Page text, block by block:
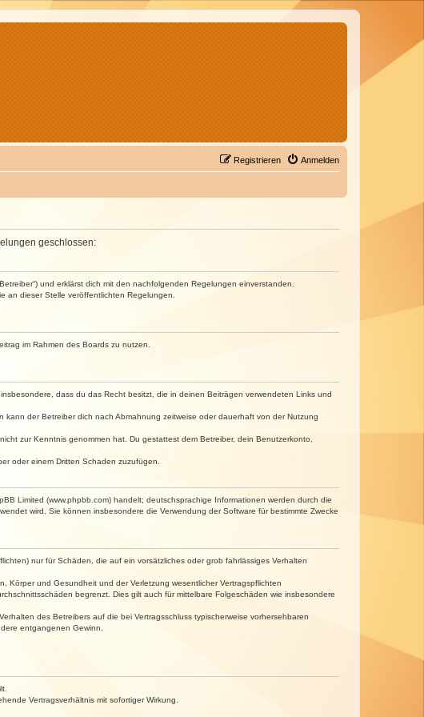
Anmelden
Registrieren
geschlossen:
und erklärst dich mit den nachfolgenden Regelungen einverstanden.
an dieser Stelle veröffentlichten Regelungen.
im Rahmen des Boards zu nutzen.
dass du das Recht besitzt, die in deinen Beiträgen verwendeten Links und
der Betreiber dich nach Abmahnung zeitweise oder dauerhaft von der Nutzung
zur Kenntnis genommen hat. Du gestattest dem Betreiber, dein Benutzerkonto,
oder einem Dritten Schaden zuzufügen.
Limited (www.phpbb.com) handelt; deutschsprachige Informationen werden durch die
wird. Sie können insbesondere die Verwendung der Software für bestimmte Zwecke
nur für Schäden, die auf ein vorsätzliches oder grob fahrlässiges Verhalten
Körper und Gesundheit und der Verletzung wesentlicher Vertragspflichten
begrenzt. Dies gilt auch für mittelbare Folgeschäden wie insbesondere
des Betreibers auf die bei Vertragsschluss typischerweise vorhersehbaren
entgangenen Gewinn.
Vertragsverhältnis mit sofortiger Wirkung.